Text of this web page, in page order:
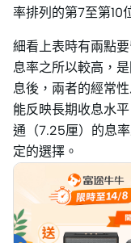
率排列的第7至第10
細看上表時有兩點
息率之所以較高，
息後，兩者的經常
能反映長期收息水
通（7.25厘）的息
定的選擇。